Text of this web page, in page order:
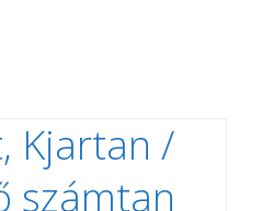
Kjartan /
számtan